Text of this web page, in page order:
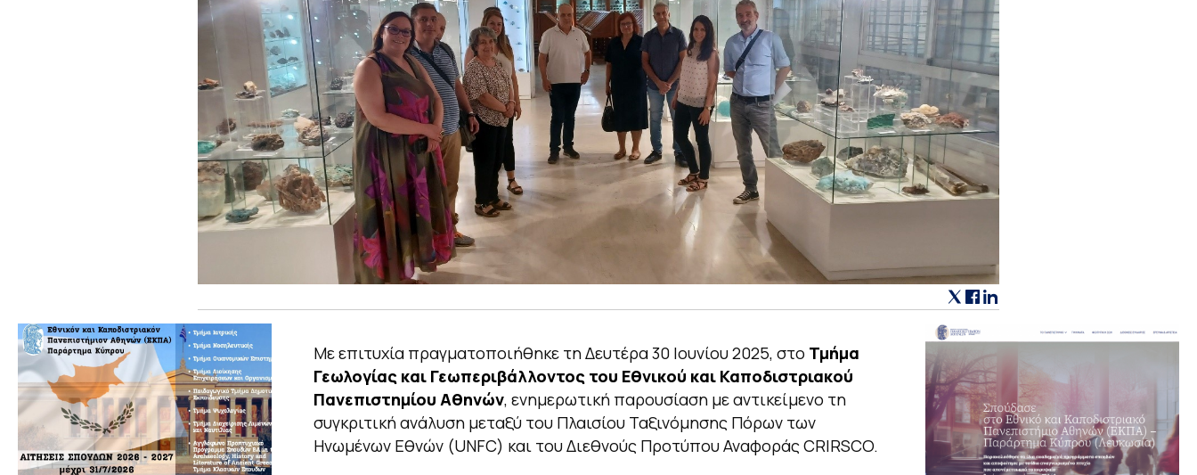
Με επιτυχία πραγματοποιήθηκε τη Δευτέρα 30 Ιουνίου 2025, στο Τμήμα
Γεωλογίας και Γεωπεριβάλλοντος του Εθνικού και Καποδιστριακού
Πανεπιστημίου Αθηνών, ενημερωτική παρουσίαση με αντικείμενο τη
συγκριτική ανάλυση μεταξύ του Πλαισίου Ταξινόμησης Πόρων των
Ηνωμένων Εθνών (UNFC) και του Διεθνούς Προτύπου Αναφοράς CRIRSCO.